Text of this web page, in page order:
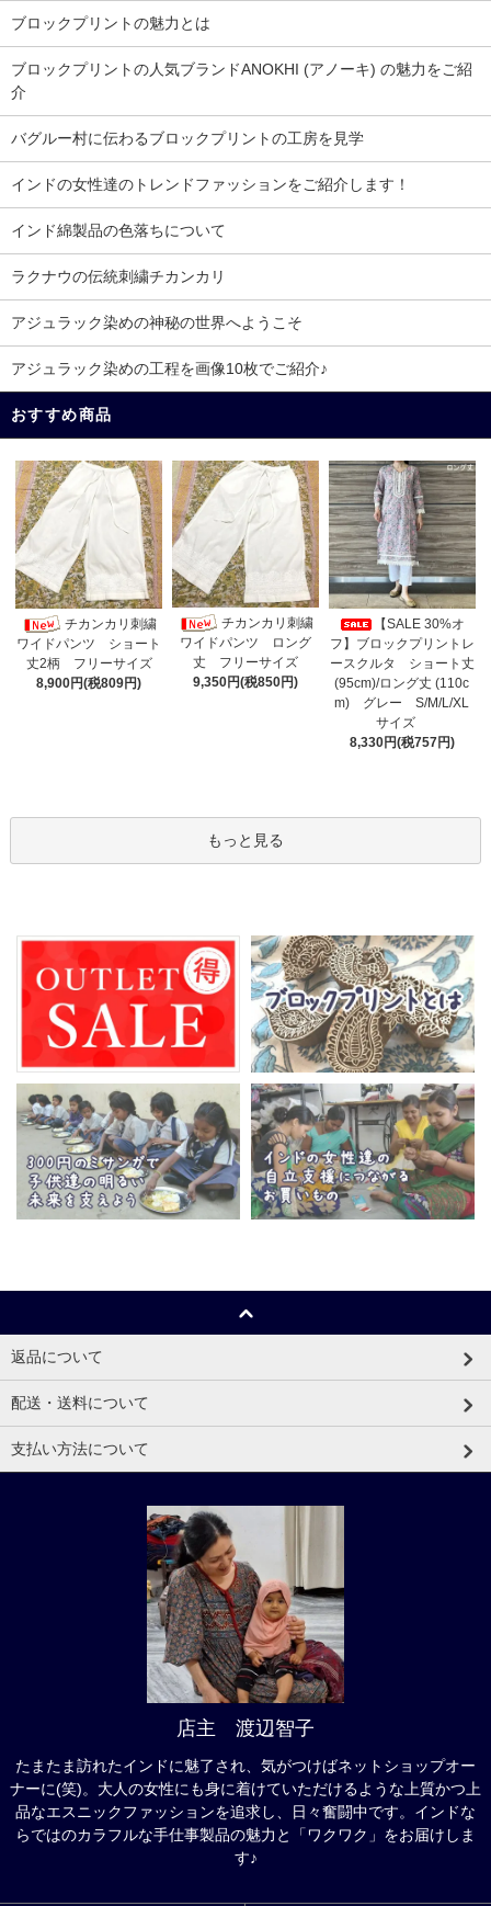
ブロックプリントの魅力とは
ブロックプリントの人気ブランドANOKHI (アノーキ) の魅力をご紹
介
バグルー村に伝わるブロックプリントの工房を見学
インドの女性達のトレンドファッションをご紹介します！
インド綿製品の色落ちについて
ラクナウの伝統刺繍チカンカリ
アジュラック染めの神秘の世界へようこそ
アジュラック染めの工程を画像10枚でご紹介♪
おすすめ商品
チカンカリ刺繍
ワイドパンツ ショート
丈2柄 フリーサイズ
8,900円(税809円)
チカンカリ刺繍
ワイドパンツ ロング
丈 フリーサイズ
9,350円(税850円)
【SALE 30%オ
フ】ブロックプリントレ
ースクルタ ショート丈
(95cm)/ロング丈 (110c
m) グレー S/M/L/XL
サイズ
8,330円(税757円)
もっと見る
返品について
配送・送料について
支払い方法について
店主 渡辺智子
たまたま訪れたインドに魅了され、気がつけばネットショップオー
ナーに(笑)。大人の女性にも身に着けていただけるような上質かつ上
品なエスニックファッションを追求し、日々奮闘中です。インドな
らではのカラフルな手仕事製品の魅力と「ワクワク」をお届けしま
す♪